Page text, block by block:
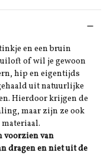
en een bruin
of wil je gewoon
hip en eigentijds
uit natuurlijke
Hierdoor krijgen de
maar zijn ze ook
voorzien van
dragen en niet uit de